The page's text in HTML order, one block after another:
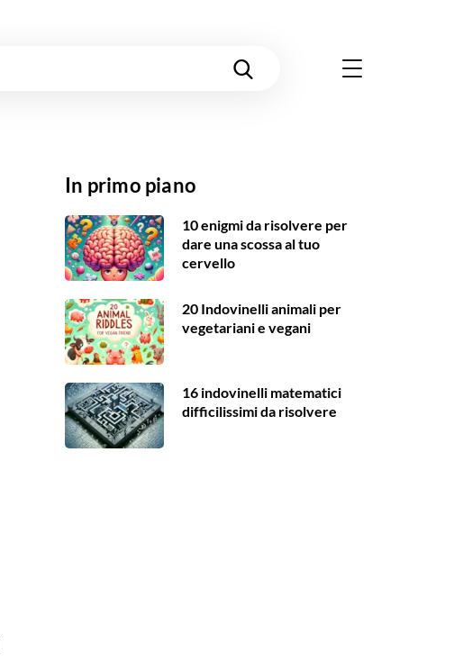
In primo piano
10 enigmi da risolvere per
dare una scossa al tuo
cervello
20 Indovinelli animali per
vegetariani e vegani
16 indovinelli matematici
difficilissimi da risolvere